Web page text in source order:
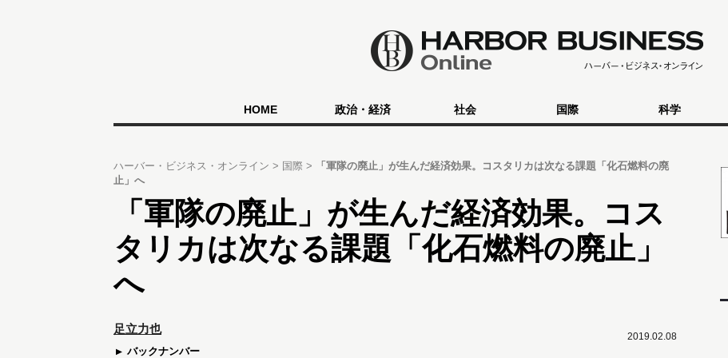
HOME 政治・経済 社会 国際 科学
ハーバー・ビジネス・オンライン 国際
「軍隊の廃止」が生んだ経済効果。コスタリカは次なる課題「化石燃料の廃
止」へ
「軍隊の廃止」が生んだ経済効果。コス
タリカは次なる課題「化石燃料の廃止」
へ
2019.02.08
足立力也
バックナンバー